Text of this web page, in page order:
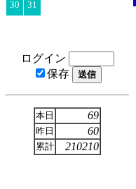
30
31
ログイン
保存
本日 69
昨日 60
累計 210210